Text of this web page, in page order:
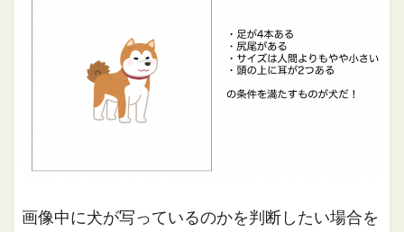
画像中に犬が写っているのかを判断したい場合を